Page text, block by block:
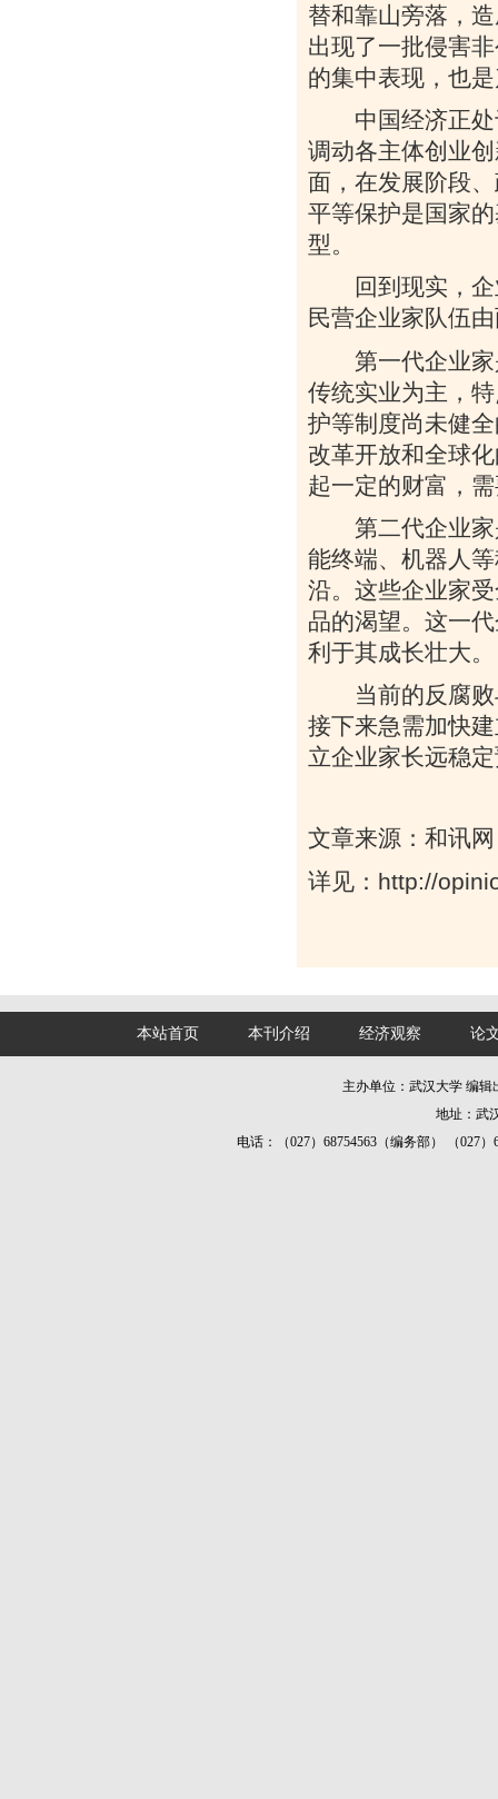
替和靠山旁落，
出现了一批侵害
的集中表现，也
中国经济正处
调动各主体创业
面，在发展阶段
平等保护是国家
型。
回到现实，企
民营企业家队伍
第一代企业家
传统实业为主，
护等制度尚未健
改革开放和全球
起一定的财富，
第二代企业家
能终端、机器人
沿。这些企业家
品的渴望。这一
利于其成长壮大。
当前的反腐败
接下来急需加快
立企业家长远稳
文章来源：和讯网
详见： http://
本站首页 本刊介绍 经济观察 论
主办单位：武汉大学 编
地址：武
电话：（027）68754563（编务部） （027